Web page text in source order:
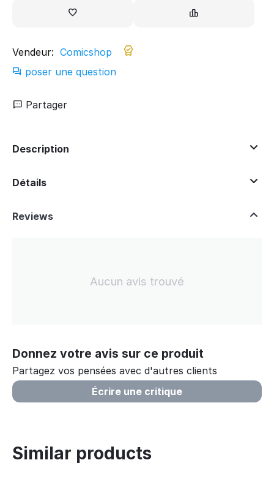
Vendeur: Comicshop
poser une question
Partager
Description
Détails
Reviews
Aucun avis trouvé
Donnez votre avis sur ce produit
Partagez vos pensées avec d'autres clients
Écrire une critique
Similar products